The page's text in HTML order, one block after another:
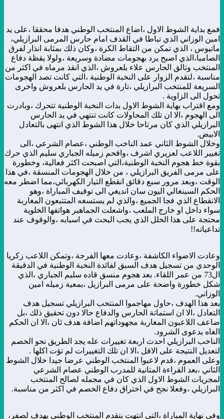
فمع بداية الشوط الاول ،اضاع المنتخب الوطني هدفا محققا ،على يد
امين الوزاني الذي تباطا في القذف امام حارس المرمى البرازيلي،
ماتيوس ، الذي تمكن من التقاط الكرة ،وكان ذلك بمثابة انذار لفرق
الصامبا،الذي اصبح يرد بهجومات مضادة وسريعة ،ولولا يقظة دفاع
المنتخب وتالق الحارس علاء بلعروش ،الذي انقذ مرماه في اكثر من
مناسبة ،لتقدم الزوار على النخبة الوطنية ،التي كانت تصد الهجومات
السريعة للمنتخب البرازيلي ،تارة في يد الحارس بلعروش واخرى
تحول الى الزاوية .
ومع اقتراب بهاية الشوط الاول بدات النخبة الوطنية تتحرك ،وبادرت
الى الهجوم ،الا ان تلك المحاولات كانت تنتهي في يد الحارس
البرازيلي الذي كان مرتاحا خلال هذا الشوط الذي انتهى بالتعادل
الابيض.
وخلال الشوط الثاني عمد الناخب الوطني ،عصام الشرعي ،الى
تغيير اللاعب لعزيري اشرف ،واقحم زميله الجباري سليم الذي حرك
بقوة خط هجوم النخبة الوطنية،التي اصبحت اكثر فعالية، وخطورة
على مرمى الفريق البرازيلي ، من خلال الهجومات المنسقة ،في هذا
الوقت ،وبعد مرور سبع دقائق انقطع التيار الكهربائي،مما اضطر معه
الحكم السينغالي اليون سان انديغي الى توقيف المباراة ،وهو
الانقطاع الذي فجا الجميع ،والذي لم يستسغه المتتبعون المغاربة
سواء داخل او خارج الملعب ،واشعلت الجماهير هواتفها الخلوية
محتجة على هذا الخلل الذي يجب البحث في اسبابه ،والوقوف عند
تداعياته!!
وعادت الاضواء الكاشفة ،وعادت معها الفرجة ،وتمكن اللاعب زكريا
الوحدي من تسجيل هدف السبق لفائدة النخبة الوطنية في الدقيقة
ال73 من عمر اللقاء. بعد هجوم منسق قاده سليم الجباري ،الذي
شكل خطورة واضحة على مرمى البرازيل ،بمعية زميله امين
الوزاني.
بعد هذا الهدف ،حاول مهاجموا المنتخب البرازيلي تسجيل هدف
التعادل ،الا ان استماتة الحارس والدفاع حالا دون تحقيق ذلك ،بل
ضاعف اللاعبون المغاربة مجهوداتهم اضافة هدف ثان ،الا ان الحكم
الغاه بدعوى الشرود.
الناخب البرازيلي احدث اربعة تغييرات عله يجد الطريق نحو الخصم
لتعديل النتيجة على الاقل ،الا ان تلك التغييرات لم تؤت اكلها .
وعلى العموم ،قدم لاعبوا المنتخب الوطني عرضا جيدا خلال الشوط
الثاني ،بعد القراءة المتانية للمدرب الوطني عصام الشرعي
لمجريات الشوط الاول الذي كان في مجمله لصالح المنتخب
البرازيلي ،وفعلا نجح في اختراق دفاع الخصم في اكثر من مناسبة.
وفي نهاية المباراة ،التي انتهت بتقدم المنتخب الوطني بهدف لصفر،